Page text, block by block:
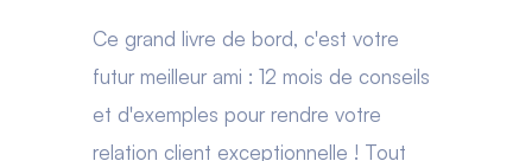
Ce grand livre de bord, c'est votre
futur meilleur ami : 12 mois de conseils
et d'exemples pour rendre votre
relation client exceptionnelle ! Tout